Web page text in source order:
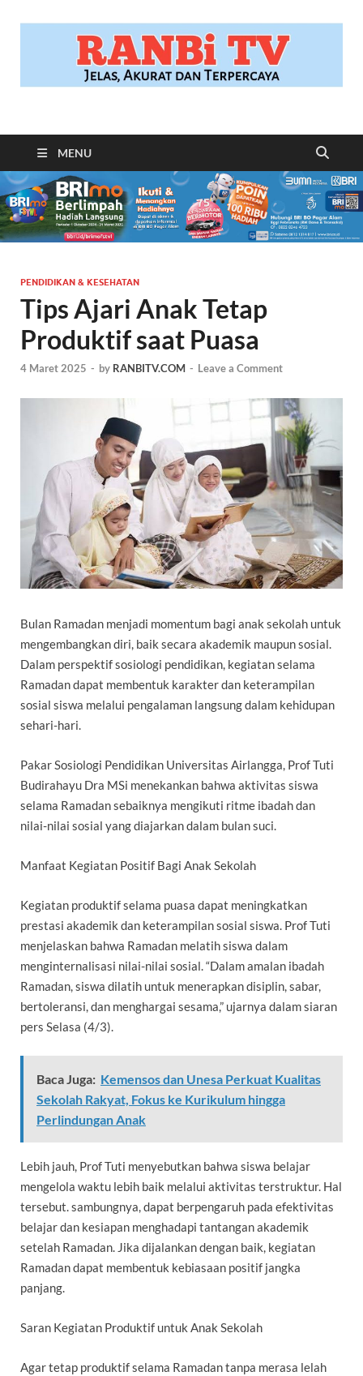
RANBITV.COM
MENU
PENDIDIKAN & KESEHATAN
Tips Ajari Anak Tetap
Produktif saat Puasa
4 Maret 2025 - by RANBITV.COM - Leave a Comment
Bulan Ramadan menjadi momentum bagi anak sekolah untuk
mengembangkan diri, baik secara akademik maupun sosial.
Dalam perspektif sosiologi pendidikan, kegiatan selama
Ramadan dapat membentuk karakter dan keterampilan
sosial siswa melalui pengalaman langsung dalam kehidupan
sehari-hari.
Pakar Sosiologi Pendidikan Universitas Airlangga, Prof Tuti
Budirahayu Dra MSi menekankan bahwa aktivitas siswa
selama Ramadan sebaiknya mengikuti ritme ibadah dan
nilai-nilai sosial yang diajarkan dalam bulan suci.
Manfaat Kegiatan Positif Bagi Anak Sekolah
Kegiatan produktif selama puasa dapat meningkatkan
prestasi akademik dan keterampilan sosial siswa. Prof Tuti
menjelaskan bahwa Ramadan melatih siswa dalam
menginternalisasi nilai-nilai sosial. “Dalam amalan ibadah
Ramadan, siswa dilatih untuk menerapkan disiplin, sabar,
bertoleransi, dan menghargai sesama,” ujarnya dalam siaran
pers Selasa (4/3).
Baca Juga: Kemensos dan Unesa Perkuat Kualitas
Sekolah Rakyat, Fokus ke Kurikulum hingga
Perlindungan Anak
Lebih jauh, Prof Tuti menyebutkan bahwa siswa belajar
mengelola waktu lebih baik melalui aktivitas terstruktur. Hal
tersebut. sambungnya, dapat berpengaruh pada efektivitas
belajar dan kesiapan menghadapi tantangan akademik
setelah Ramadan. Jika dijalankan dengan baik, kegiatan
Ramadan dapat membentuk kebiasaan positif jangka
panjang.
Saran Kegiatan Produktif untuk Anak Sekolah
Agar tetap produktif selama Ramadan tanpa merasa lelah